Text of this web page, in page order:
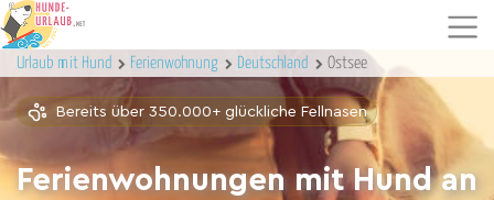
Urlaub mit Hund Ferienwohnung Deutschland Ostsee
Bereits über 350.000+ glückliche Fellnasen
Ferienwohnungen mit Hund an